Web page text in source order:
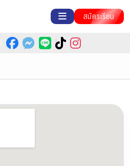
สมัครเรียน